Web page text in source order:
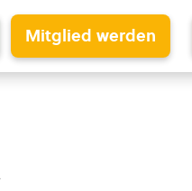
Mitglied werden